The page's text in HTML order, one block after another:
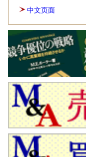
中文页面